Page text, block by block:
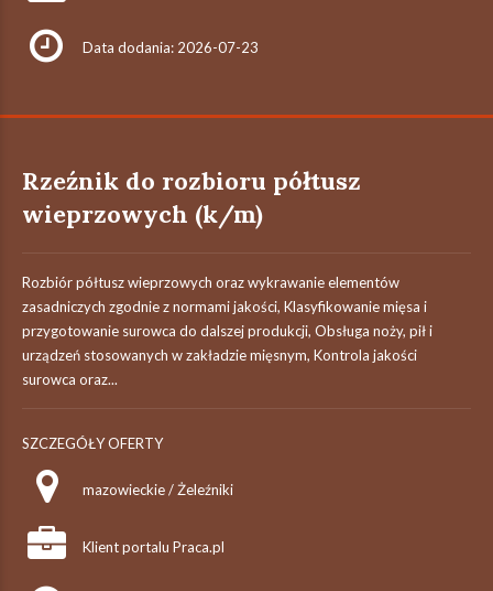
Data dodania: 2026-07-23
Rzeźnik do rozbioru półtusz
wieprzowych (k/m)
Rozbiór półtusz wieprzowych oraz wykrawanie elementów
zasadniczych zgodnie z normami jakości, Klasyfikowanie mięsa i
przygotowanie surowca do dalszej produkcji, Obsługa noży, pił i
urządzeń stosowanych w zakładzie mięsnym, Kontrola jakości
surowca oraz...
SZCZEGÓŁY OFERTY
mazowieckie / Żeleźniki
Klient portalu Praca.pl